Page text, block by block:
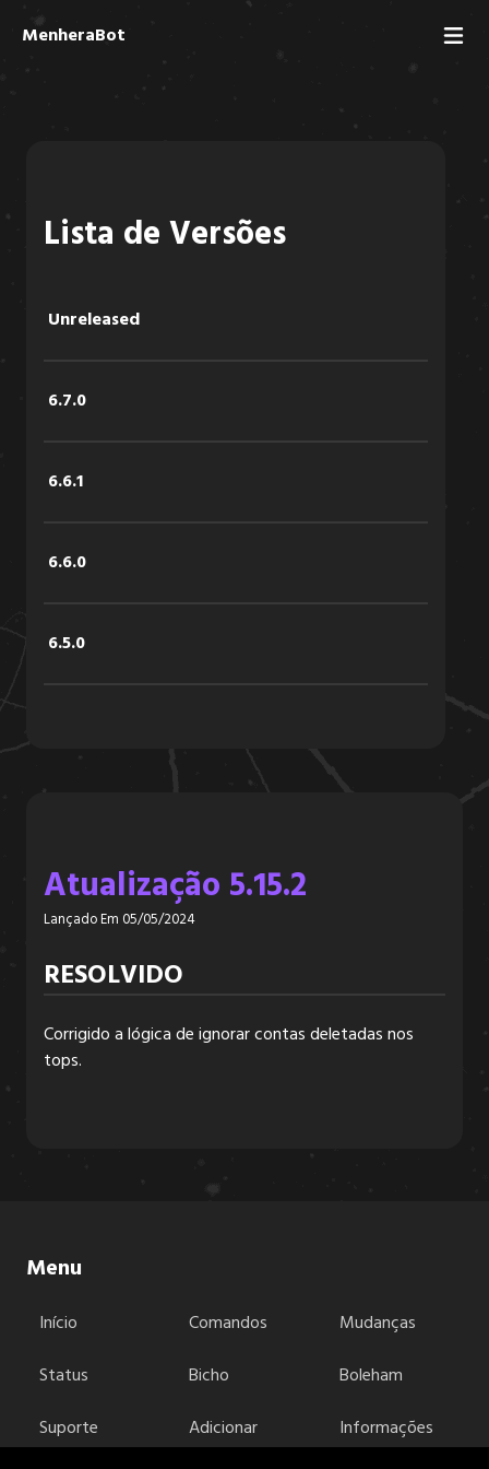
MenheraBot
Lista de Versões
Unreleased
6.7.0
6.6.1
6.6.0
6.5.0
6.4.0
6.3.3
6.3.2
6.2.5
6.2.4
Atualização 5.15.2
Lançado Em 05/05/2024
RESOLVIDO
Corrigido a lógica de ignorar contas deletadas nos
tops.
Menu
Início Comandos
Mudanças
Status
Bicho
Boleham
Suporte
Adicionar
Informações
legais